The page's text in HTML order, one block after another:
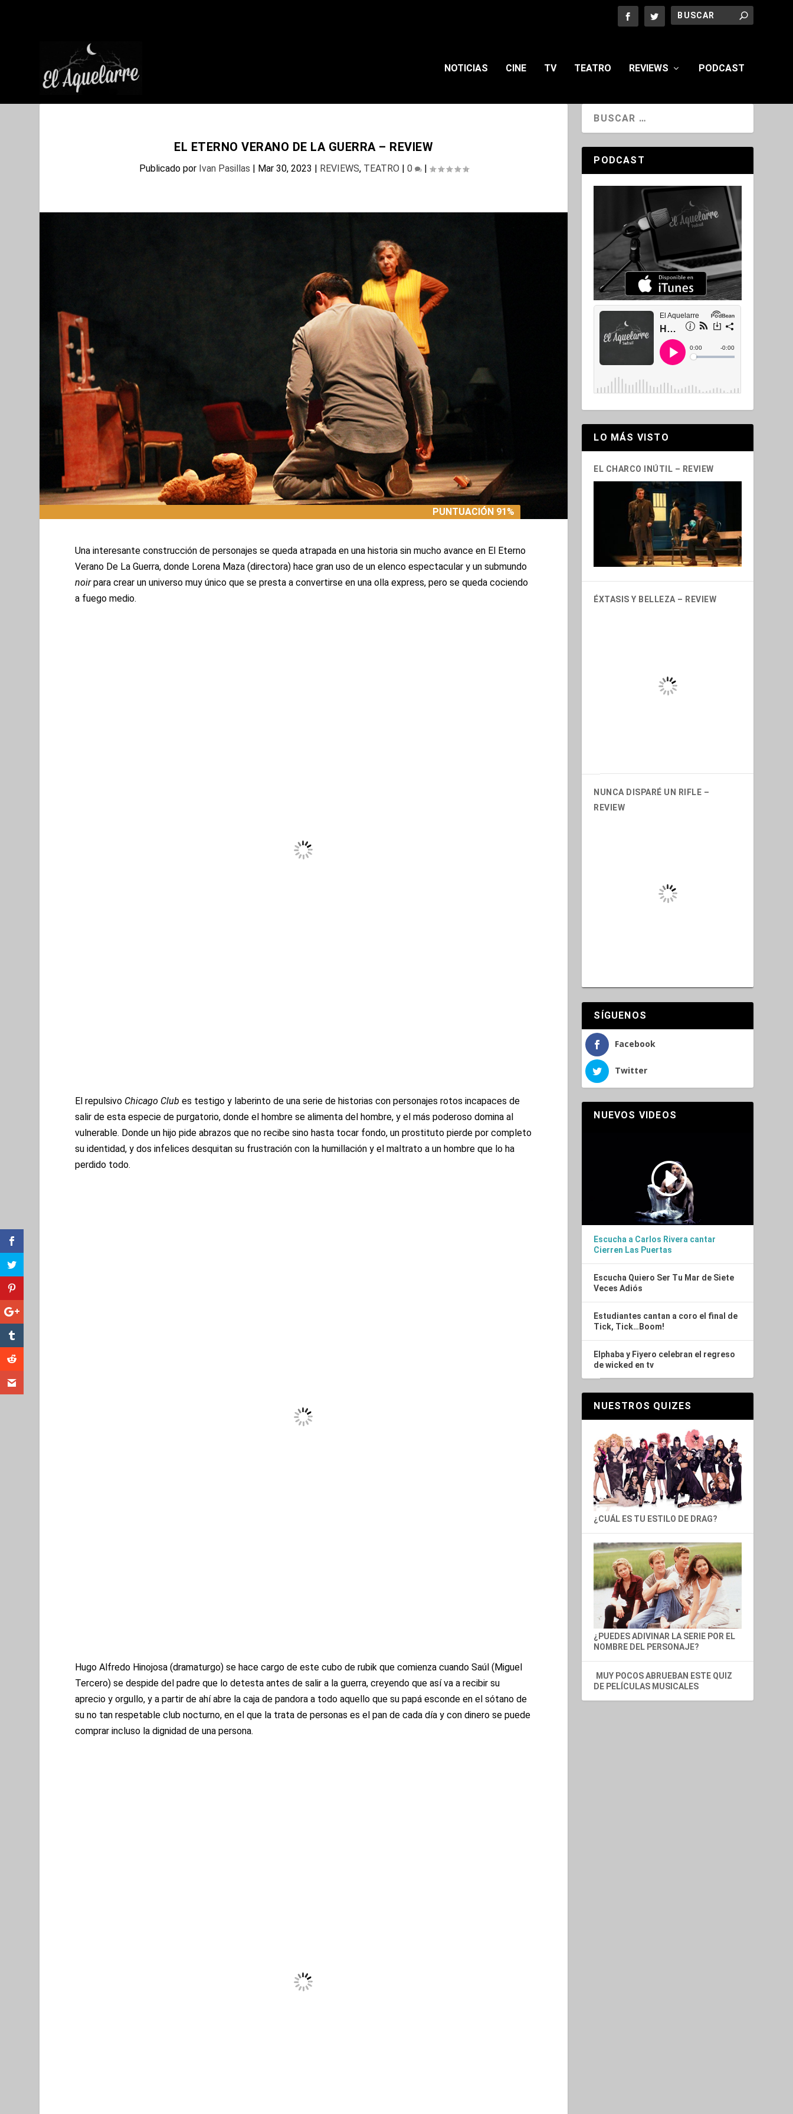
NOTICIAS CINE TV TEATRO REVIEWS PODCAST
EL ETERNO VERANO DE LA GUERRA – REVIEW
Publicado por Ivan Pasillas | Mar 30, 2023 | REVIEWS, TEATRO | 0 |
PUNTUACIÓN 91%
PUNTUACIÓN 91%
Una interesante construcción de personajes se queda atrapada en una historia sin mucho avance en El Eterno
Verano De La Guerra, donde Lorena Maza (directora) hace gran uso de un elenco espectacular y un submundo
noirpara crear un universo muy único que se presta a convertirse en una olla express, pero se queda cociendo
a fuego medio.
El repulsivo Chicago Club es testigo y laberinto de una serie de historias con personajes rotos incapaces de
salir de esta especie de purgatorio, donde el hombre se alimenta del hombre, y el más poderoso domina al
vulnerable. Donde un hijo pide abrazos que no recibe sino hasta tocar fondo, un prostituto pierde por completo
su identidad, y dos infelices desquitan su frustración con la humillación y el maltrato a un hombre que lo ha
perdido todo.
Hugo Alfredo Hinojosa (dramaturgo) se hace cargo de este cubo de rubik que comienza cuando Saúl (Miguel
Tercero) se despide del padre que lo detesta antes de salir a la guerra, creyendo que así va a recibir su
aprecio y orgullo, y a partir de ahí abre la caja de pandora a todo aquello que su papá esconde en el sótano de
su no tan respetable club nocturno, en el que la trata de personas es el pan de cada día y con dinero se puede
comprar incluso la dignidad de una persona.
PODCAST
LO MÁS VISTO
EL CHARCO INÚTIL – REVIEW
ÉXTASIS Y BELLEZA – REVIEW
NUEVOS VIDEOS
Escucha a Carlos Rivera cantar
Estudiantes cantan a coro el final de
Tick, Tick…Boom!
de wicked en tv
NUESTROS QUIZES
¿CUÁL ES TU ESTILO DE DRAG?
¿PUEDES ADIVINAR LA SERIE POR EL
NOMBRE DEL PERSONAJE?
MUY POCOS ABRUEBAN ESTE QUIZ
DE PELÍCULAS MUSICALES